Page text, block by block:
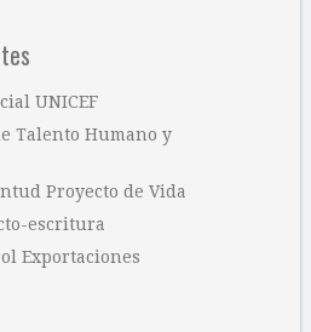
UNICEF
Talento Humano y
Proyecto de Vida
escritura
Exportaciones